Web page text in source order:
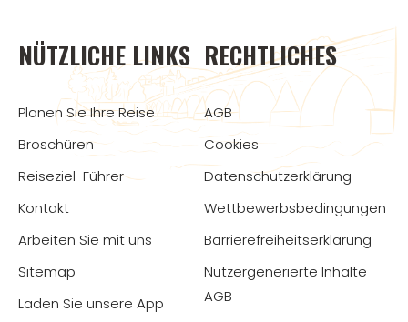
NÜTZLICHE LINKS
Planen Sie Ihre Reise
Broschüren
Reiseziel-Führer
Kontakt
Arbeiten Sie mit uns
Sitemap
Laden Sie unsere App
RECHTLICHES
AGB
Cookies
Datenschutzerklärung
Wettbewerbsbedingungen
Barrierefreiheitserklärung
Nutzergenerierte Inhalte
AGB